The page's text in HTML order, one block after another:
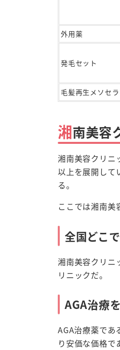
外用薬
発毛セット
毛髪再生メソセ
湘南美容
湘南美容クリニ
以上を展開して
る。
ここでは湘南美
全国どこ
湘南美容クリニ
リニックだ。
AGA治療
AGA治療薬であ
り安価な価格